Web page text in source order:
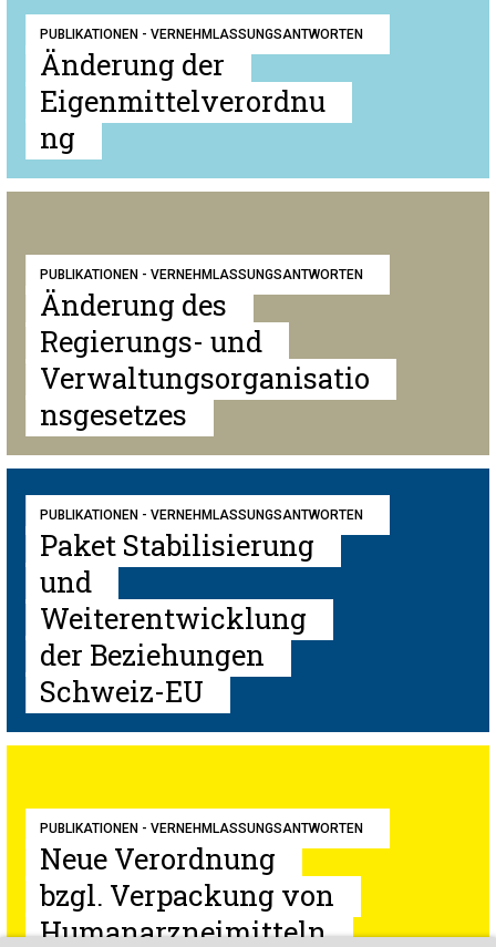
PUBLIKATIONEN - VERNEHMLASSUNGSANTWORTEN
Änderung der
Eigenmittelverordnu
ng
PUBLIKATIONEN - VERNEHMLASSUNGSANTWORTEN
Änderung des
Regierungs- und
Verwaltungsorganisatio
nsgesetzes
PUBLIKATIONEN - VERNEHMLASSUNGSANTWORTEN
Paket Stabilisierung
und
Weiterentwicklung
der Beziehungen
Schweiz-EU
PUBLIKATIONEN - VERNEHMLASSUNGSANTWORTEN
Neue Verordnung
bzgl. Verpackung von
Humanarzneimitteln